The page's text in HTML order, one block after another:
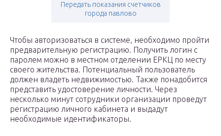
Передать показания счетчиков
города павлово
Чтобы авторизоваться в системе, необходимо пройти
предварительную регистрацию. Получить логин с
паролем можно в местном отделении ЕРКЦ по месту
своего жительства. Потенциальный пользователь
должен владеть недвижимостью. Также понадобится
представить удостоверение личности. Через
несколько минут сотрудники организации проведут
регистрацию личного кабинета и выдадут
необходимые идентификаторы.